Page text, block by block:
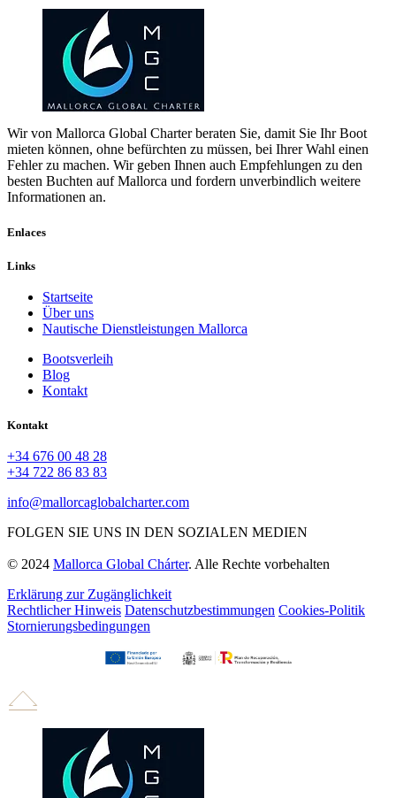
Wir von Mallorca Global Charter beraten Sie, damit Sie Ihr Boot
mieten können, ohne befürchten zu müssen, bei Ihrer Wahl einen
Fehler zu machen. Wir geben Ihnen auch Empfehlungen zu den
besten Buchten auf Mallorca und fordern unverbindlich weitere
Informationen an.
Enlaces
Links
Startseite
Über uns
Nautische Dienstleistungen Mallorca
Bootsverleih
Blog
Kontakt
Kontakt
+34 676 00 48 28
+34 722 86 83 83
info@mallorcaglobalcharter.com
FOLGEN SIE UNS IN DEN SOZIALEN MEDIEN
© 2024 Mallorca Global Chárter. Alle Rechte vorbehalten
Erklärung zur Zugänglichkeit
Rechtlicher Hinweis Datenschutzbestimmungen Cookies-Politik
Stornierungsbedingungen